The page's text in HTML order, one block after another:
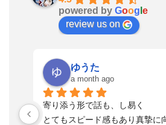
powered by Goog e
review us on
ゆうた
a month ago
寄り添う形で話も、し易く
とてもスピード感もあり真摯に